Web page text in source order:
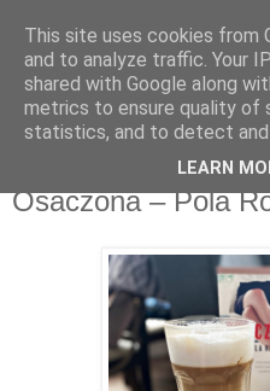
Recenzje na
Portal kulturalny - książki,
sobota, 6 czerwca 2020
Osaczona – Pola
This site uses cookies from
and to analyze traffic. Your
shared with Google along
metrics to ensure quality of
statistics, and to detect and
LEARN